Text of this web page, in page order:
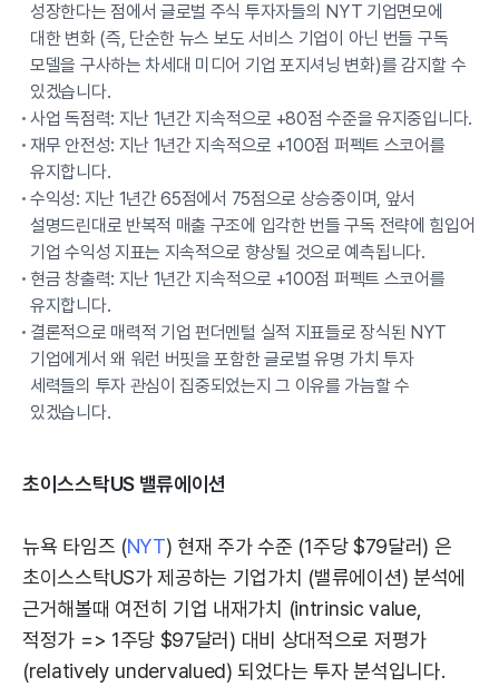
성장한다는 점에서 글로벌 주식 투자자들의 NYT 기업면모에
대한 변화 (즉, 단순한 뉴스 보도 서비스 기업이 아닌 번들 구독
모델을 구사하는 차세대 미디어 기업 포지셔닝 변화)를 감지할 수
있겠습니다.
사업 독점력: 지난 1년간 지속적으로 +80점 수준을 유지중입니다.
재무 안전성: 지난 1년간 지속적으로 +100점 퍼펙트 스코어를
유지합니다.
수익성: 지난 1년간 65점에서 75점으로 상승중이며, 앞서
설명드린대로 반복적 매출 구조에 입각한 번들 구독 전략에 힘입어
기업 수익성 지표는 지속적으로 향상될 것으로 예측됩니다.
현금 창출력: 지난 1년간 지속적으로 +100점 퍼펙트 스코어를
유지합니다.
결론적으로 매력적 기업 펀더멘털 실적 지표들로 장식된 NYT
기업에게서 왜 워런 버핏을 포함한 글로벌 유명 가치 투자
세력들의 투자 관심이 집중되었는지 그 이유를 가늠할 수
있겠습니다.
초이스스탁US 밸류에이션
뉴욕 타임즈 (NYT) 현재 주가 수준 (1주당 $79달러) 은
초이스스탁US가 제공하는 기업가치 (밸류에이션) 분석에
근거해볼때 여전히 기업 내재가치 (intrinsic value,
적정가 => 1주당 $97달러) 대비 상대적으로 저평가
(relatively undervalued) 되었다는 투자 분석입니다.